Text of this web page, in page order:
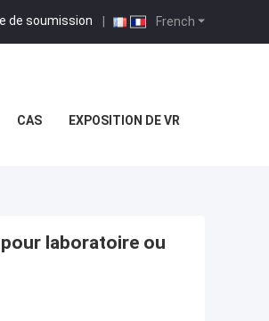
French
de soumission |
CAS EXPOSITION DE VR
laboratoire ou